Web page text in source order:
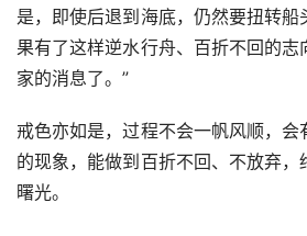
是，即使后退到海底，仍然要扭转船
果有了这样逆水行舟、百折不回的志
家的消息了。”
戒色亦如是，过程不会一帆风顺，会
的现象，能做到百折不回、不放弃，
曙光。